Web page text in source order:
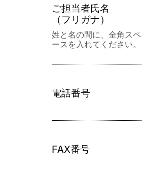
ご担当者氏名
（フリガナ）
姓と名の間に、全角スペ
ースを入れてください。
電話番号
FAX番号